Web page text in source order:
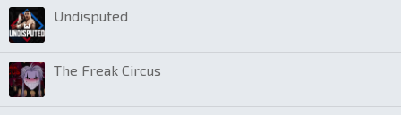
Undisputed
The Freak Circus